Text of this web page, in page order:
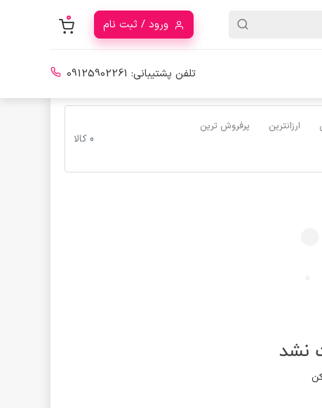
ورود / ثبت نام 0
تلفن پشتیبانی: 09125902261
ارزانترین
پرفروش ترین
0 کالا